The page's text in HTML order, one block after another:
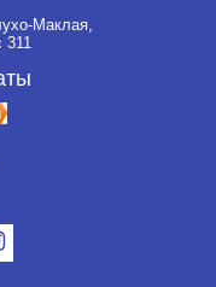
Маклая,
311